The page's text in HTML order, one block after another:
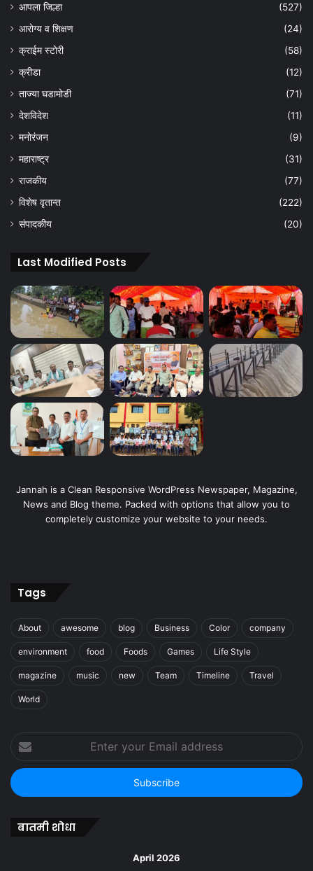
आपला जिल्हा
(527)
आरोग्य व शिक्षण
(24)
क्राईम स्टोरी
(58)
क्रीडा
(12)
ताज्या घडामोडी
(71)
देशविदेश
(11)
मनोरंजन
(9)
महाराष्ट्र
(31)
राजकीय
(77)
विशेष वृतान्त
(222)
संपादकीय
(20)
Last Modified Posts
Jannah is a Clean Responsive WordPress Newspaper, Magazine,
News and Blog theme. Packed with options that allow you to
completely customize your website to your needs.
Tags
About awesome blog Business Color company
environment food Foods Games Life Style
magazine music new Team Timeline Travel
World
your
Email
address
बातमी शोधा
April 2026